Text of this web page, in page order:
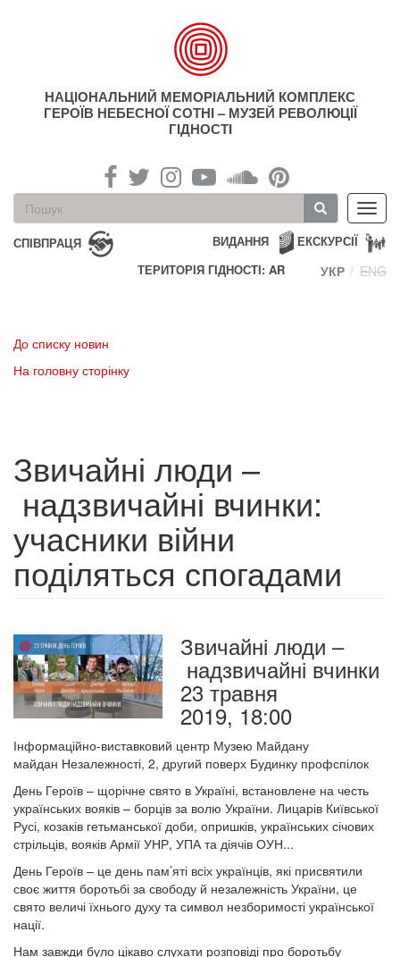
НАЦІОНАЛЬНИЙ МЕМОРІАЛЬНИЙ КОМПЛЕКС
ГЕРОЇВ НЕБЕСНОЇ СОТНІ – МУЗЕЙ РЕВОЛЮЦІЇ
ГІДНОСТІ
Пошукова
форма
Пошук
СПІВПРАЦЯ ЕКСКУРСІЇ
ВИДАННЯ
ТЕРИТОРІЯ ГІДНОСТІ: AR
УКР ENG
До списку новин
На головну сторінку
Звичайні люди –
надзвичайні вчинки:
учасники війни
поділяться спогадами
Звичайні люди –
надзвичайні вчинки
23 травня
2019, 18:00
Інформаційно-виставковий центр Музею Майдану
майдан Незалежності, 2, другий поверх Будинку профспілок
День Героїв – щорічне свято в Україні, встановлене на честь
українських вояків – борців за волю України. Лицарів Київської
Русі, козаків гетьманської доби, опришків, українських січових
стрільців, вояків Армії УНР, УПА та діячів ОУН...
День Героїв – це день пам’яті всіх українців, які присвятили
своє життя боротьбі за свободу й незалежність України, це
свято величі їхнього духу та символ незборимості української
нації.
Нам завжди було цікаво слухати розповіді про боротьбу